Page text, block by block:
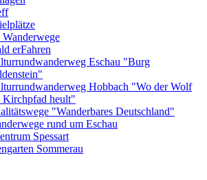
erFahren
Eschau "Burg
Hobbach "Wo der Wolf
Kirchpfad heult"
"Wanderbares Deutschland"
rund um Eschau
Spessart
Sommerau